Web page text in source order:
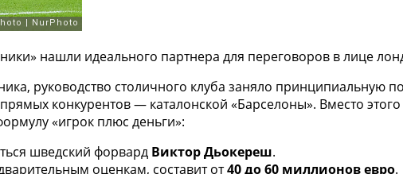
нашли идеального партнера для переговоров в лице
руководство столичного клуба заняло принципиальную
конкурентов — каталонской «Барселоны». Вместо
«игрок плюс деньги»:
шведский форвард Виктор Дьокереш.
оценкам, составит от40 до 60 миллионов евро.